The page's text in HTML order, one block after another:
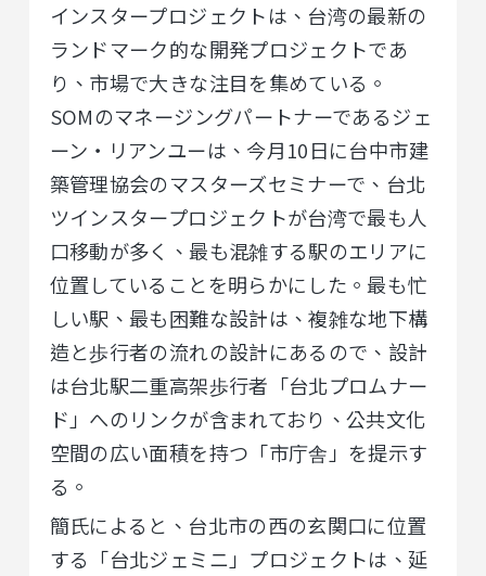
インスタープロジェクトは、台湾の最新の
ランドマーク的な開発プロジェクトであ
り、市場で大きな注目を集めている。
SOMのマネージングパートナーであるジェ
ーン・リアンユーは、今月10日に台中市建
築管理協会のマスターズセミナーで、台北
ツインスタープロジェクトが台湾で最も人
口移動が多く、最も混雑する駅のエリアに
位置していることを明らかにした。最も忙
しい駅、最も困難な設計は、複雑な地下構
造と歩行者の流れの設計にあるので、設計
は台北駅二重高架歩行者「台北プロムナー
ド」へのリンクが含まれており、公共文化
空間の広い面積を持つ「市庁舎」を提示す
る。
簡氏によると、台北市の西の玄関口に位置
する「台北ジェミニ」プロジェクトは、延